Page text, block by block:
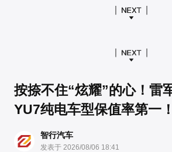
按捺不住“炫耀”的心！雷
YU7纯电车型保值率第一！ ​
智行汽车
发表于 2026/08/06 18:41